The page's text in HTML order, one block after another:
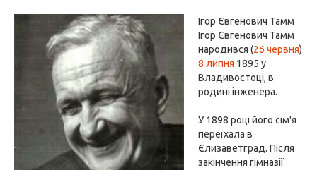
Ігор Євгенович Тамм
Ігор Євгенович Тамм
народився (26 червня)
8 липня 1895 у
Владивостоці, в
родині інженера.
У 1898 році його сім'я
переїхала в
Єлизаветград. Після
закінчення гімназії